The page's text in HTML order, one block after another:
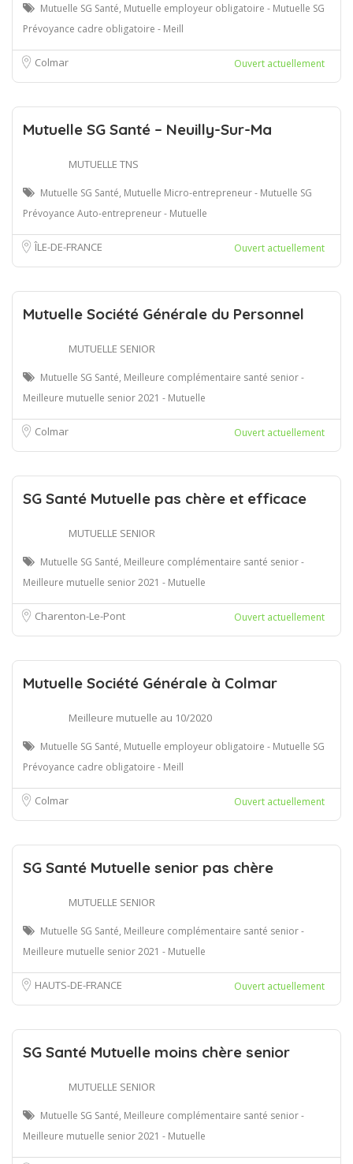
Mutuelle SG Santé, Mutuelle employeur obligatoire - Mutuelle SG
Prévoyance cadre obligatoire - Meill
Colmar Ouvert actuellement
Mutuelle SG Santé – Neuilly-Sur-Ma
MUTUELLE TNS
Mutuelle SG Santé, Mutuelle Micro-entrepreneur - Mutuelle SG
Prévoyance Auto-entrepreneur - Mutuelle
ÎLE-DE-FRANCE Ouvert actuellement
Mutuelle Société Générale du Personnel
MUTUELLE SENIOR
Mutuelle SG Santé, Meilleure complémentaire santé senior -
Meilleure mutuelle senior 2021 - Mutuelle
Colmar Ouvert actuellement
SG Santé Mutuelle pas chère et efficace
MUTUELLE SENIOR
Mutuelle SG Santé, Meilleure complémentaire santé senior -
Meilleure mutuelle senior 2021 - Mutuelle
Charenton-Le-Pont Ouvert actuellement
Mutuelle Société Générale à Colmar
Meilleure mutuelle au 10/2020
Mutuelle SG Santé, Mutuelle employeur obligatoire - Mutuelle SG
Prévoyance cadre obligatoire - Meill
Colmar Ouvert actuellement
SG Santé Mutuelle senior pas chère
MUTUELLE SENIOR
Mutuelle SG Santé, Meilleure complémentaire santé senior -
Meilleure mutuelle senior 2021 - Mutuelle
HAUTS-DE-FRANCE Ouvert actuellement
SG Santé Mutuelle moins chère senior
MUTUELLE SENIOR
Mutuelle SG Santé, Meilleure complémentaire santé senior -
Meilleure mutuelle senior 2021 - Mutuelle